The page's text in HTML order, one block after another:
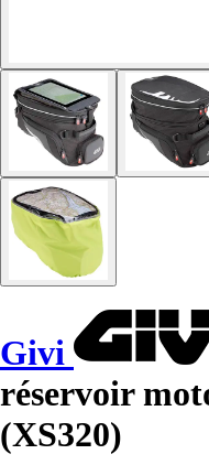
Givi
réservoir
(XS320)